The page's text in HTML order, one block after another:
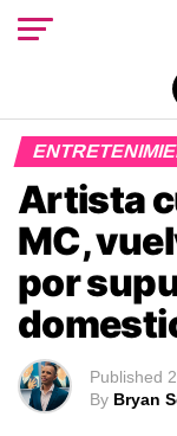
Artista
MC,
por
Published
By Bryan